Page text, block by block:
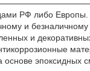
РФ либо
и
и
эпоксидных